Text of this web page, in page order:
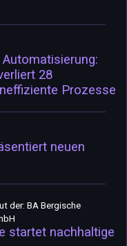
28
Prozesse
neuen
der: BA Bergische
startet nachhaltige